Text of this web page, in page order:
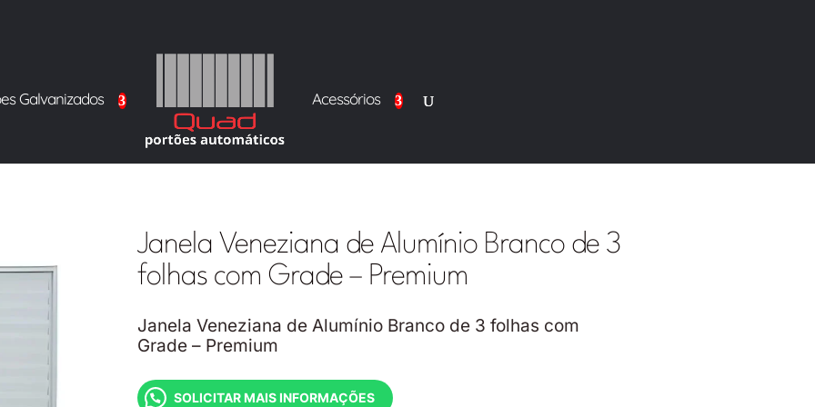
Galvanizados Acessórios
Janela Veneziana de Alumínio Branco de 3
folhas com Grade – Premium
Janela Veneziana de Alumínio Branco de 3 folhas com
Grade – Premium
SOLICITAR MAIS INFORMAÇÕES